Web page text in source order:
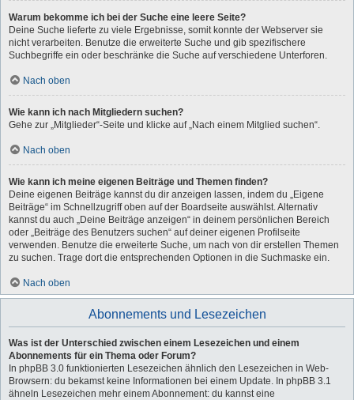
Warum bekomme ich bei der Suche eine leere Seite?
Deine Suche lieferte zu viele Ergebnisse, somit konnte der Webserver sie
nicht verarbeiten. Benutze die erweiterte Suche und gib spezifischere
Suchbegriffe ein oder beschränke die Suche auf verschiedene Unterforen.
Nach oben
Wie kann ich nach Mitgliedern suchen?
Gehe zur „Mitglieder“-Seite und klicke auf „Nach einem Mitglied suchen“.
Nach oben
Wie kann ich meine eigenen Beiträge und Themen finden?
Deine eigenen Beiträge kannst du dir anzeigen lassen, indem du „Eigene
Beiträge“ im Schnellzugriff oben auf der Boardseite auswählst. Alternativ
kannst du auch „Deine Beiträge anzeigen“ in deinem persönlichen Bereich
oder „Beiträge des Benutzers suchen“ auf deiner eigenen Profilseite
verwenden. Benutze die erweiterte Suche, um nach von dir erstellen Themen
zu suchen. Trage dort die entsprechenden Optionen in die Suchmaske ein.
Nach oben
Abonnements und Lesezeichen
Was ist der Unterschied zwischen einem Lesezeichen und einem
Abonnements für ein Thema oder Forum?
In phpBB 3.0 funktionierten Lesezeichen ähnlich den Lesezeichen in Web-
Browsern: du bekamst keine Informationen bei einem Update. In phpBB 3.1
ähneln Lesezeichen mehr einem Abonnement: du kannst eine